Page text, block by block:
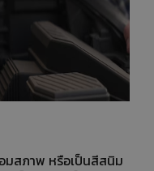
มสภาพ หรือเป็นสีสนิม